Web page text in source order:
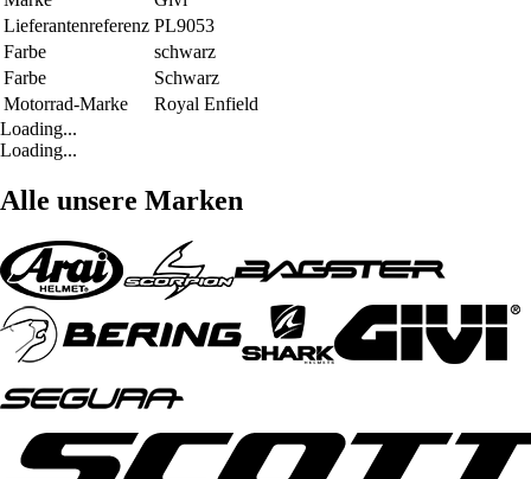
Lieferantenreferenz PL9053
Farbe
schwarz
Farbe
Schwarz
Motorrad-Marke
Royal Enfield
Loading...
Loading...
Alle unsere Marken